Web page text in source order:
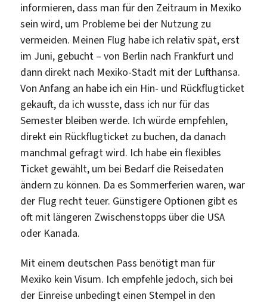
informieren, dass man für den Zeitraum in Mexiko
sein wird, um Probleme bei der Nutzung zu
vermeiden. Meinen Flug habe ich relativ spät, erst
im Juni, gebucht – von Berlin nach Frankfurt und
dann direkt nach Mexiko-Stadt mit der Lufthansa.
Von Anfang an habe ich ein Hin- und Rückflugticket
gekauft, da ich wusste, dass ich nur für das
Semester bleiben werde. Ich würde empfehlen,
direkt ein Rückflugticket zu buchen, da danach
manchmal gefragt wird. Ich habe ein flexibles
Ticket gewählt, um bei Bedarf die Reisedaten
ändern zu können. Da es Sommerferien waren, war
der Flug recht teuer. Günstigere Optionen gibt es
oft mit längeren Zwischenstopps über die USA
oder Kanada.
Mit einem deutschen Pass benötigt man für
Mexiko kein Visum. Ich empfehle jedoch, sich bei
der Einreise unbedingt einen Stempel in den